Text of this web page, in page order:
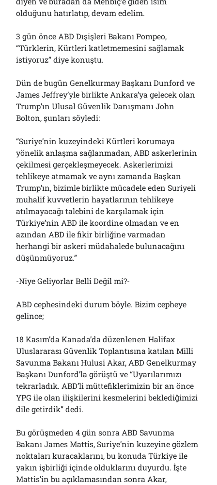
olduğunu hatırlatıp, devam edelim.
3 gün önce ABD Dışişleri Bakanı Pompeo,
“Türklerin, Kürtleri katletmemesini sağlamak
istiyoruz” diye konuştu.
Dün de bugün Genelkurmay Başkanı Dunford ve
James Jeffrey’yle birlikte Ankara’ya gelecek olan
Trump’ın Ulusal Güvenlik Danışmanı John
Bolton, şunları söyledi:
“Suriye’nin kuzeyindeki Kürtleri korumaya
yönelik anlaşma sağlanmadan, ABD askerlerinin
çekilmesi gerçekleşmeyecek. Askerlerimizi
tehlikeye atmamak ve aynı zamanda Başkan
Trump’ın, bizimle birlikte mücadele eden Suriyeli
muhalif kuvvetlerin hayatlarının tehlikeye
atılmayacağı talebini de karşılamak için
Türkiye’nin ABD ile koordine olmadan ve en
azından ABD ile fikir birliğine varmadan
herhangi bir askeri müdahalede bulunacağını
düşünmüyoruz.”
-Niye Geliyorlar Belli Değil mi?-
ABD cephesindeki durum böyle. Bizim cepheye
gelince;
18 Kasım’da Kanada’da düzenlenen Halifax
Uluslararası Güvenlik Toplantısına katılan Milli
Savunma Bakanı Hulusi Akar, ABD Genelkurmay
Başkanı Dunford’la görüştü ve “Uyarılarımızı
tekrarladık. ABD’li müttefiklerimizin bir an önce
YPG ile olan ilişkilerini kesmelerini beklediğimizi
dile getirdik” dedi.
Bu görüşmeden 4 gün sonra ABD Savunma
Bakanı James Mattis, Suriye’nin kuzeyine gözlem
noktaları kuracaklarını, bu konuda Türkiye ile
yakın işbirliği içinde olduklarını duyurdu. İşte
Mattis’in bu açıklamasından sonra Akar,